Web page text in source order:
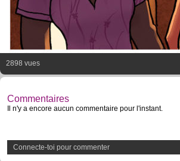
2898 vues
Commentaires
Il n'y a encore aucun commentaire pour l'instant.
Connecte-toi pour commenter